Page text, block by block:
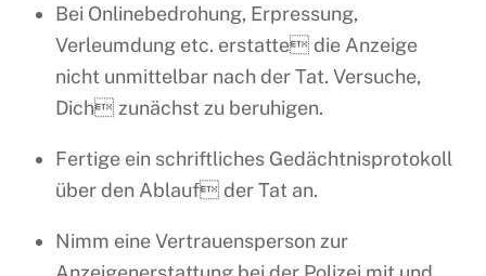
Bei Onlinebedrohung, Erpressung,
Verleumdung etc. erstatte die Anzeige
nicht unmittelbar nach der Tat. Versuche,
Dich zunächst zu beruhigen.
Fertige ein schriftliches Gedächtnisprotokoll
über den Ablauf der Tat an.
Nimm eine Vertrauensperson zur